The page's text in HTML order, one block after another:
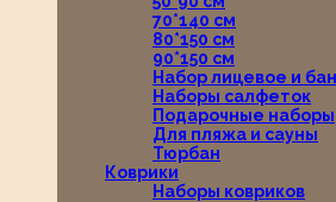
70*140 см
80*150 см
90*150 см
Набор лицевое и
Наборы салфеток
Подарочные наборы
Для пляжа и сауны
Тюрбан
Коврики
Наборы ковриков